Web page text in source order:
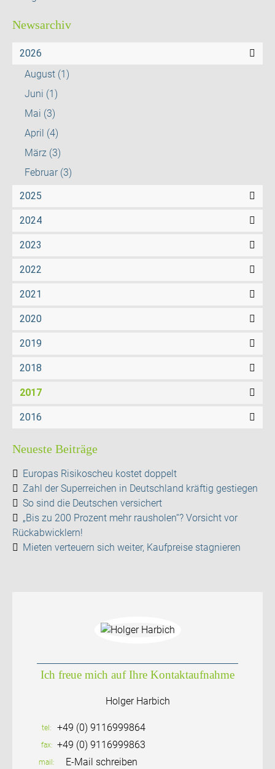
Newsarchiv
2026
August (1)
Juni (1)
Mai (3)
April (4)
März (3)
Februar (3)
2025
2024
2023
2022
2021
2020
2019
2018
2017
2016
Neueste Beiträge
Europas Risikoscheu kostet doppelt
Zahl der Superreichen in Deutschland kräftig gestiegen
So sind die Deutschen versichert
„Bis zu 200 Prozent mehr rausholen“? Vorsicht vor
Rückabwicklern!
Mieten verteuern sich weiter, Kaufpreise stagnieren
Ich freue mich auf Ihre Kontaktaufnahme
Holger Harbich
tel +49 (0) 9116999864
fax +49 (0) 9116999863
mail E-Mail schreiben